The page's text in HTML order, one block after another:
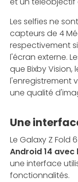
Les selfies ne
capteurs de 4
respectivement
l'écran externe.
que Bixby
l'enregistrement
une qualité
Une
Le Galaxy Z Fold
Android 14 avec
une interface
fonctionnalités.